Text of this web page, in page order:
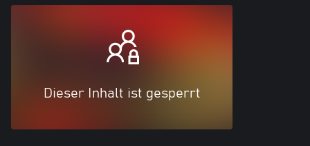
Dieser Inhalt ist gesperrt